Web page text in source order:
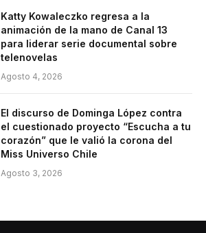
Katty Kowaleczko regresa a la
animación de la mano de Canal 13
para liderar serie documental sobre
telenovelas
Agosto 4, 2026
El discurso de Dominga López contra
el cuestionado proyecto “Escucha a tu
corazón” que le valió la corona del
Miss Universo Chile
Agosto 3, 2026